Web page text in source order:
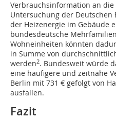
Verbrauchsinformation an
Untersuchung der Deutschen
der Heizenergie im Gebäude
bundesdeutsche
Wohneinheiten könnten
in Summe von
werden2. Bundesweit würde
eine häufigere und zeitnahe
Berlin mit 731 € gefolgt von
ausfallen.
Fazit